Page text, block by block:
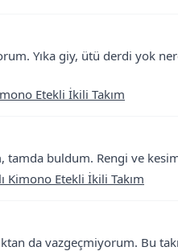
Yıka giy, ütü derdi yok
Etekli İkili Takım
buldum. Rengi ve
Kimono Etekli İkili Takım
da vazgeçmiyorum. Bu